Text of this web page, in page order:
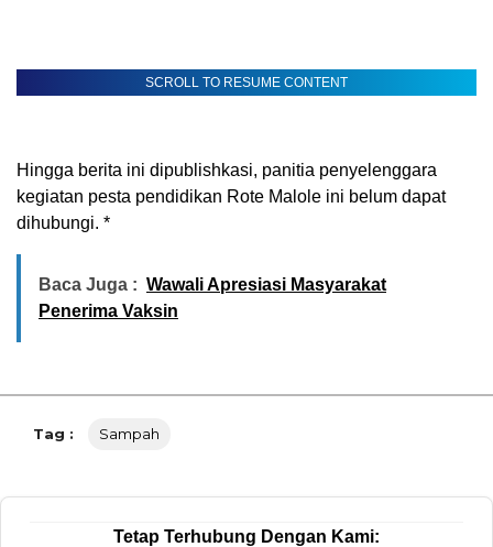
SCROLL TO RESUME CONTENT
Hingga berita ini dipublishkasi, panitia penyelenggara
kegiatan pesta pendidikan Rote Malole ini belum dapat
dihubungi. *
Baca Juga : Wawali Apresiasi Masyarakat
Penerima Vaksin
Tag : Sampah
Tetap Terhubung Dengan Kami: